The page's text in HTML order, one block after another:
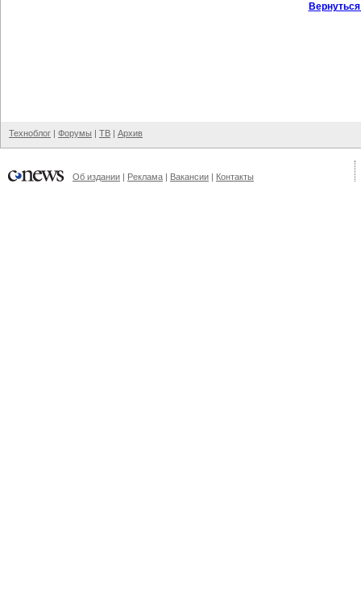
Техноблог | Форумы | ТВ | Архив
Об издании | Реклама | Вакансии | Контакты